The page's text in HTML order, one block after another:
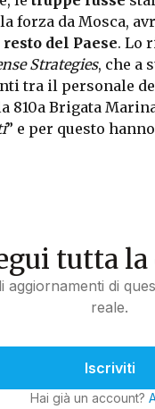
forza da Mosca,
del Paese. Lo
Strategies, che a
tra il personale
810a Brigata
” e per questo
tutta
aggiornamenti di
reale.
Iscriviti
Hai già un account?